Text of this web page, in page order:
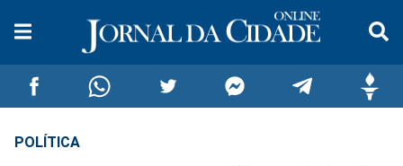
CompartilharCompartilhar
POLÍTICA